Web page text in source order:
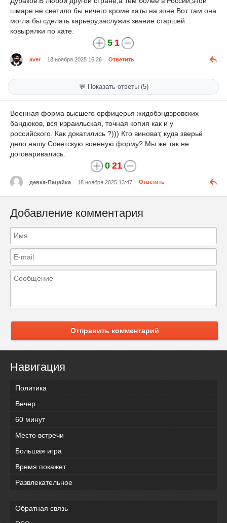
шмаре не светило бы ничего кроме хаты на зоне.Вот там она
могла бы сделать карьеру,заслужив звание старшей
ковырялки по хате.
5 1
aver 18 ноября 2025 16:26 Ответить
💬 Показать ответы (5)
Военная форма высшего орфицерья жидобэндэровских
бандюков, вся израильская, точная копия как и у
российского. Как докатились ?))) Кто виноват, куда зверьё
дело нашу Советскую военную форму? Мы же так не
договаривались.
0 21
девка-Пацайка 18 ноября 2025 13:47 Ответить
Добавление комментария
Отправить комментарий
Навигация
Политика
Вечер
60 минут
Место встречи
Большая игра
Время покажет
Развлекательное
Обратная связь